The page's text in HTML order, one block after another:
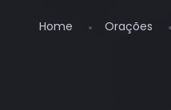
Home Orações